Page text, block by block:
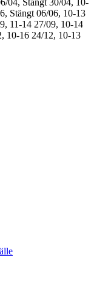
04, Stängt 30/04, 10-
Stängt 06/06, 10-13
11-14 27/09, 10-14
10-16 24/12, 10-13